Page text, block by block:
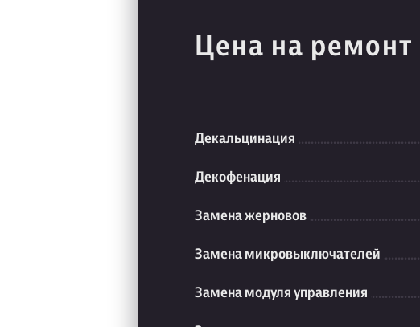
Цена на
Декальцинация
Декофенация
Замена жерновов
Замена микровыключателей
Замена модуля управления